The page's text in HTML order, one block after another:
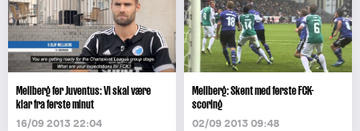
Mellberg før Juventus: Vi skal være
klar fra første minut
16/09 2013 22:04
Mellberg: Skønt med første FCK-
scoring
02/09 2013 09:48